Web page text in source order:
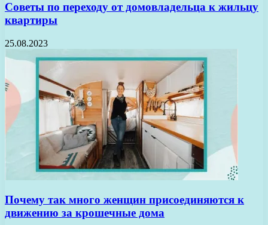
Советы по переходу от домовладельца к жильцу
квартиры
25.08.2023
Почему так много женщин присоединяются к
движению за крошечные дома